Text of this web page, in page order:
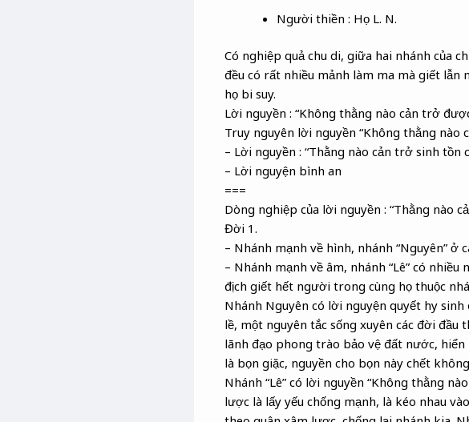
Người thiền : Họ L. N.
Có nghiệp quả chu di, giữa hai nhánh của
đều có rất nhiều mảnh làm ma mà giết lẫn
họ bi suy.
Lời nguyền : “Không thằng nào cản trở
Truy nguyên lời nguyền “Không thằng nào
– Lời nguyền : “Thằng nào cản trở sinh tồn
– Lời nguyện bình an
===
Dòng nghiệp của lời nguyền : “Thằng nào
Đời 1.
– Nhánh mạnh về hình, nhánh “Nguyên”
– Nhánh mạnh về âm, nhánh “Lê” có
địch giết hết người trong cùng họ thuộc
Nhánh Nguyên có lời nguyện quyết hy
lề, một nguyên tắc sống xuyên các đời
lãnh đạo phong trào bảo vệ đất nước,
là bọn giặc, nguyền cho bọn này chết
Nhánh “Lê” có lời nguyền “Không thằng
lược là lấy yếu chống mạnh, là kéo nhau